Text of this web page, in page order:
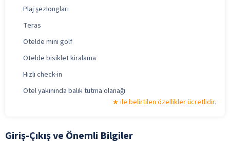
Plaj şezlongları
Teras
Otelde mini golf
Otelde bisiklet kiralama
Hızlı check-in
Otel yakınında balık tutma olanağı
ile belirtilen özellikler ücretlidir.
Giriş-Çıkış ve Önemli Bilgiler